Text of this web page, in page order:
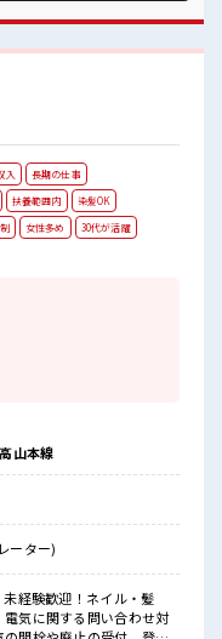
入
長期の仕事
扶養範囲内
染髪OK
女性多め
30代が活躍
、
職場です！
山本線
ーター)
経験歓迎！ネイル・髪
気に関する問い合わせ対